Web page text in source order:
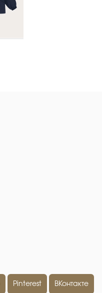
Pinterest ВКонтакте